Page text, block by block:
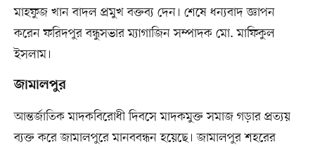
মাহফুজ খান বাদল প্রমুখ বক্তব্য দেন। শেষে ধন্যবাদ জ্ঞাপন
করেন ফরিদপুর বন্ধুসভার ম্যাগাজিন সম্পাদক মো. মাফিকুল
ইসলাম।
জামালপুর
আন্তর্জাতিক মাদকবিরোধী দিবসে মাদকমুক্ত সমাজ গড়ার প্রত্যয়
ব্যক্ত করে জামালপুরে মানববন্ধন হয়েছে। জামালপুর শহরের